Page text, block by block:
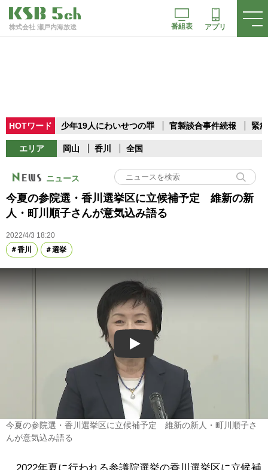
株式会社 瀬戸内海放送 番組表 アプリ
HOTワード 少年19人にわいせつの罪 官製談合事件続報 緊
エリア 岡山 香川 全国
ニュース
今夏の参院選・香川選挙区に立候補予定 維新の新
人・町川順子さんが意気込み語る
2022/4/3 18:20
香川
選挙
Play
今夏の参院選・香川選挙区に立候補予定 維新の新人・町川順子さ
んが意気込み語る
2022年夏に行われる参議院選挙の香川選挙区に立候補